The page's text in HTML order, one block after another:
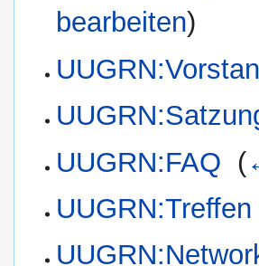
bearbeiten)
UUGRN:FAQ (
UUGRN:Treffen